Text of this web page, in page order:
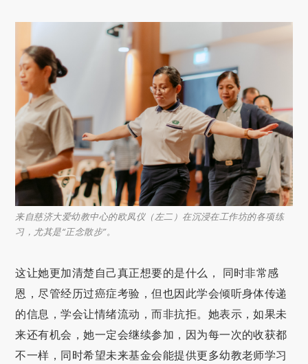
来自慈济大爱幼教中心的欧凤仪（左二）在沉浸在工作坊的各项练
习，尤其是“正念散步”。
这让她更加清楚自己真正想要的是什么， 同时非常感
恩，尽管经历过癌症考验，但也因此学会倾听身体传递
的信息，学会让情绪流动，而非抗拒。她表示，如果未
来还有机会，她一定会继续参加，因为每一次的收获都
不一样，同时希望未来基金会能提供更多幼教老师学习